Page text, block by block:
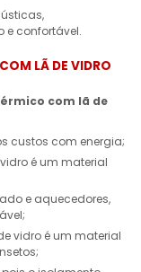
e confortável.
LÃ DE VIDRO
com lã de
custos com energia;